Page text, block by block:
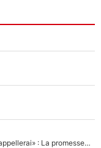
Mercato - OM - «Dès que je prends un club, je t’appellerai» : La promesse de Marcelino au moment de claquer la porte